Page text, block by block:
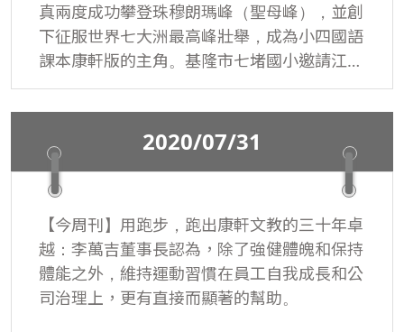
真兩度成功攀登珠穆朗瑪峰（聖母峰），並創
下征服世界七大洲最高峰壯舉，成為小四國語
課本康軒版的主角。基隆市七堵國小邀請江秀
真到學校演講，鼓勵學生要擁有夢想，但千萬
別讓它變成空想；四、五年級學生看到課本人
物現身，充滿好奇。2020/07/31
【今周刊】用跑步，跑出康軒文教的三十年卓
越：李萬吉董事長認為，除了強健體魄和保持
體能之外，維持運動習慣在員工自我成長和公
司治理上，更有直接而顯著的幫助。